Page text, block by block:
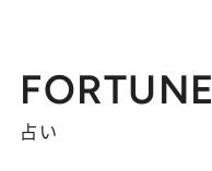
FORTUNE
占い